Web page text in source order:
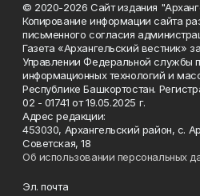
© 2020-2026 Сайт издания
Копирование информации сайта
письменного согласия
Газета «Архангельский вестник»
Управлении Федеральной службы
информационных технологий и
Республике Башкортостан.
02 - 01741 от 19.05.2025 г.
Адрес редакции:
453030, Архангельский район, с.
Советская, 18
Об использовании персональных
Эл. почта